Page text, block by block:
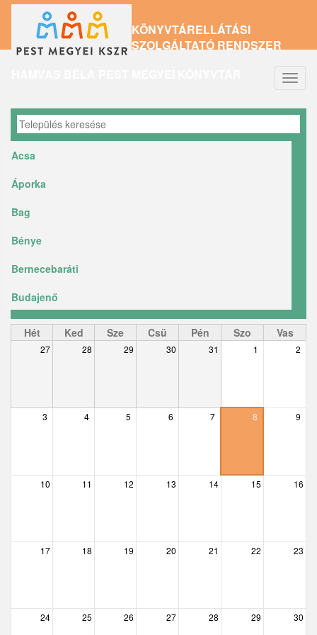
tartalomra
KÖNYVTÁRELLÁTÁSI
SZOLGÁLTATÓ RENDSZER
Acsa
Áporka
Bag
Bénye
Bernecebaráti
Budajenő
Ceglédbercel
Csemő
Csobánka
Délegyháza
Dunabogdány
Hét Ked Sze Csü Pén Szo Vas
27 28 29 30 31 1 2
3 4 5 6 7 8 9
10 11 12 13 14 15 16
17 18 19 20 21 22 23
24 25 26 27 28 29 30